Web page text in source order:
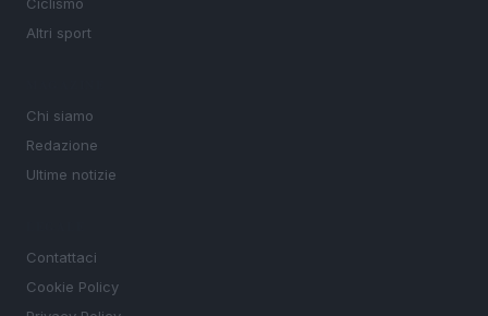
Altri sport
Chi siamo
Redazione
Ultime notizie
Contattaci
Cookie Policy